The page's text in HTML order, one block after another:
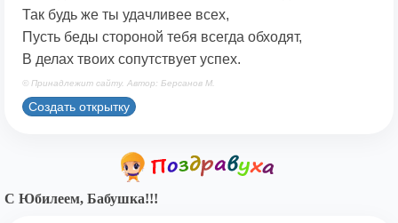
Так будь же ты удачливее всех,
Пусть беды стороной тебя всегда обходят,
В делах твоих сопутствует успех.
© Принадлежит сайту. Автор: Берсанов М.
Создать открытку
С Юбилеем, Бабушка!!!